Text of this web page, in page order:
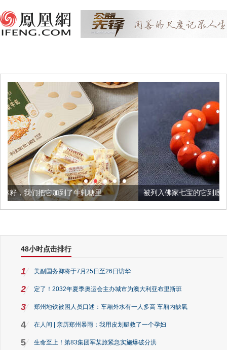
牛轧糖里 被列入佛家七宝的它到底有多美？
48小时点击排行
1 美副国务卿将于7月25日至26日访华
2 定了！2032年夏季奥运会主办城市为澳大利亚布里斯班
3 郑州地铁被困人员口述：车厢外水有一人多高 车厢内缺氧
4 在人间 | 亲历郑州暴雨：我用皮划艇救了一个孕妇
5 生命至上！第83集团军某旅紧急实施爆破分洪